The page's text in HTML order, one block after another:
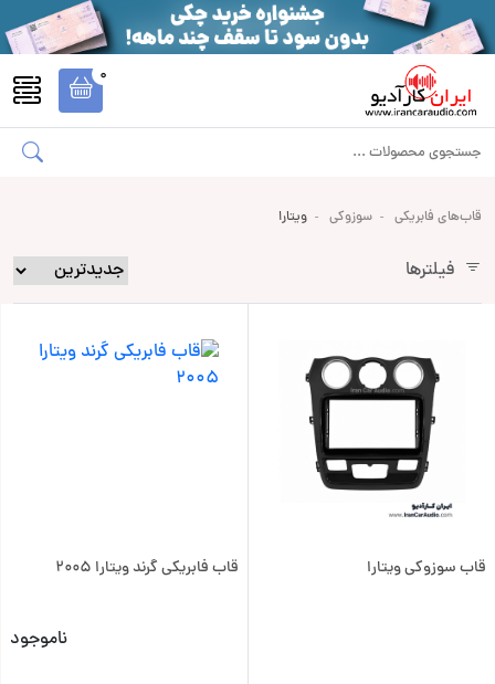
0
قاب‌های فابریکی سوزوکی ویتارا
فیلترها
قاب سوزوکی ویتارا قاب فابریکی گرند ویتارا 2005
ناموجود